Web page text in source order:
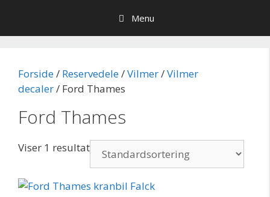
indhold
Menu
Forside/ Reservedele/Vilmer/Vilmer
decaler/ Ford Thames
Ford Thames
Viser 1 resultat